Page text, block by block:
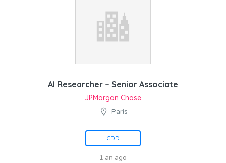
AI Researcher – Senior Associate
JPMorgan Chase
Paris
CDD
1 an ago